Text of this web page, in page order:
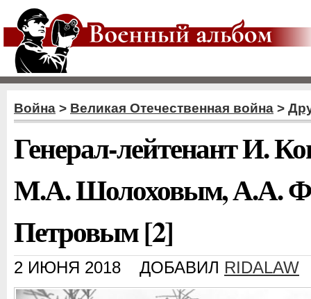
Война > Великая Отечественная война >
Генерал-лейтенант И.
М.А. Шолоховым, А.А.
Петровым [2]
2 ИЮНЯ 2018 ДОБАВИЛ RIDALAW